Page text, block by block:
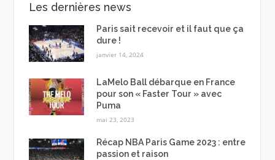
Les dernières news
Paris sait recevoir et il faut que ça
dure !
janvier 14, 2024
LaMelo Ball débarque en France
pour son « Faster Tour » avec
Puma
mai 23, 2023
Récap NBA Paris Game 2023 : entre
passion et raison